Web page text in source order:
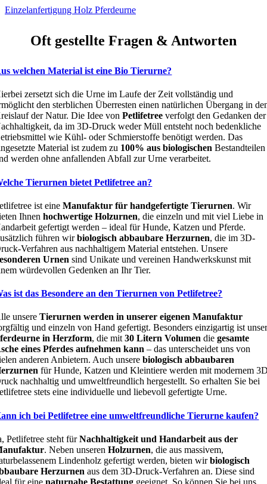
Einzelanfertigung Holz Pferdeurne
Oft gestellte Fragen & Antworten
welchen Material ist eine Bio Tierurne?
zersetzt sich die Urne im Laufe der Zeit vollständig und
den sterblichen Überresten einen natürlichen Übergang in
der Natur. Die Idee vonPetlifetree verfolgt den Gedanken der
da im 3D-Druck weder Müll entsteht noch bedenkliche
wie Kühl- oder Schmierstoffe benötigt werden. Das
Material ist zudem zu 100% aus biologischen Bestandteilen
werden ohne anfallenden Abfall zur Urne verarbeitet.
Tierurnen bietet Petlifetree an?
ist eineManufaktur für handgefertigte Tierurnen. Wir
Ihnenhochwertige Holzurnen, die einzeln und mit viel Liebe in
gefertigt werden – ideal für Hunde, Katzen und Pferde.
führen wirbiologisch abbaubare Herzurnen, die im 3D-
Verfahren aus nachhaltigem Material entstehen. Unsere
Urnen sind Unikate und vereinen Handwerkskunst mit
würdevollen Gedenken an Ihr Tier.
ist das Besondere an den Tierurnen von Petlifetree?
unsereTierurnen werden in unserer eigenen Manufaktur
und einzeln von Hand gefertigt. Besonders einzigartig ist
in Herzform, die mit30 Litern Volumen diegesamte
eines Pferdes aufnehmen kann – das unterscheidet uns von
anderen Anbietern. Auch unserebiologisch abbaubaren
für Hunde, Katzen und Kleintiere werden mit modernem
nachhaltig und umweltfreundlich hergestellt. So erhalten Sie bei
stets eine individuelle und liebevoll gefertigte Urne.
ich bei Petlifetree eine umweltfreundliche Tierurne kaufen?
Petlifetree steht fürNachhaltigkeit und Handarbeit aus der
. Neben unserenHolzurnen, die aus massivem,
Lindenholz gefertigt werden, bieten wirbiologisch
Herzurnen aus dem 3D-Druck-Verfahren an. Diese sind
für einenaturnahe Bestattung geeignet. So können Sie bei uns